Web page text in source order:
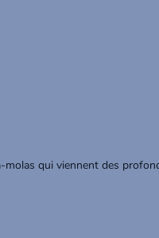
molas qui viennent des